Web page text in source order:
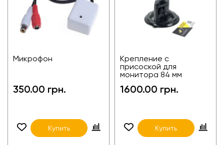
Микрофон
350.00 грн.
Купить
Крепление с
присоской для
монитора 84 мм
1600.00 грн.
Купить